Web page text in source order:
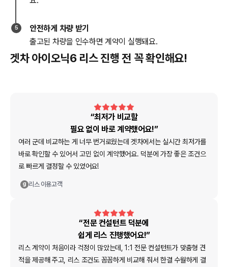
5
안전하게 차량 받기
출고된 차량을 인수하면 계약이 실행돼요.
겟차 아이오닉6 리스 진행 전 꼭 확인해요!
“최저가 비교할
필요 없이 바로 계약했어요!”
여러 군데 비교하는 게 너무 번거로웠는데 겟차에서는 실시간 최저가를
바로 확인할 수 있어서 고민 없이 계약했어요. 덕분에 가장 좋은 조건으
로 빠르게 결정할 수 있었어요!
리스 이용고객
“전문 컨설턴트 덕분에
쉽게 리스 진행했어요!”
리스 계약이 처음이라 걱정이 많았는데, 1:1 전문 컨설턴트가 맞춤형 견
적을 제공해 주고, 리스 조건도 꼼꼼하게 비교해 줘서 한결 수월하게 결